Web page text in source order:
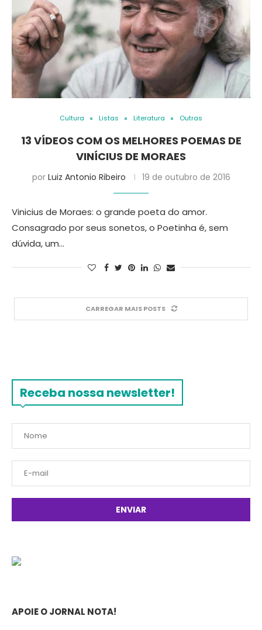
Cultura Listas Literatura Outras
13 VÍDEOS COM OS MELHORES POEMAS DE
VINÍCIUS DE MORAES
por Luiz Antonio Ribeiro 19 de outubro de 2016
Vinicius de Moraes: o grande poeta do amor.
Consagrado por seus sonetos, o Poetinha é, sem
dúvida, um…
CARREGAR MAIS POSTS
Receba nossa newsletter!
APOIE O JORNAL NOTA!